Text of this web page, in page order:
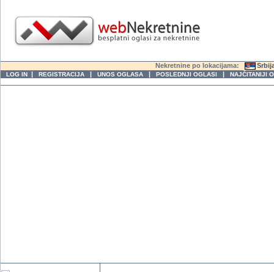
Nekretnine po lokacijama:
LOG IN | REGISTRACIJA | UNOS OGLASA | POSLEDNJI OGLASI | NAJČITANIJI